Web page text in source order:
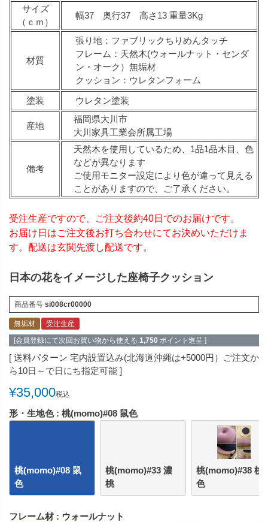
サイズ
（ｃｍ）
幅37 奥行37 高さ13 重量3Kg
材質
張り地：ファブリックちりめんタッチ
フレーム：天然木(ウォールナット・センダ
ン・オーク）無垢材
クッション：ウレタンフォーム
塗装
ウレタン塗装
産地
福岡県大川市
大川家具工業会所属工場
備考
天然木を使用しているため、1品1品木目、色
などが異なります
ご使用モニター設定により色が違って見える
ことがありますので、ご了承ください。
受注生産ですので、ご注文後約40日でのお届けです。
お届け日はご注文後お打ち合わせにてお決めいただけま
す。配送は玄関先渡し配送です。
日本の花をイメージした座椅子クッション
商品番号 si008cr00000
無垢材
受注生産
[会員登録にて次回お買い物から使える 1,750 ポイント進呈 ]
送料パターン 宅内設置込み(北海道沖縄は+5000円）ご注文か
ら10日～で日にち指定可能
¥35,000税込
形・生地色 桃(momo)#08 鼠色
桃(momo)#08 鼠
色
桃(momo)#33 濃
桃
桃(momo)#38 桃
色
フレーム材
ウォールナット